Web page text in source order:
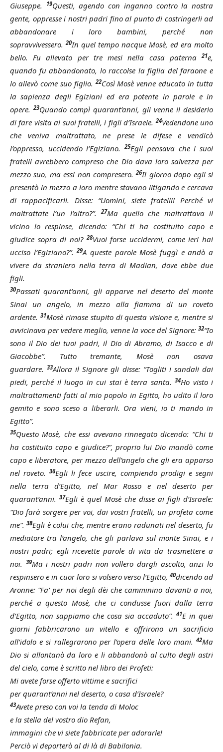
Giuseppe. 19Questi, agendo con inganno contro la nostra
gente, oppresse i nostri padri fino al punto di costringerli ad
abbandonare i loro bambini, perché non
sopravvivessero.20In quel tempo nacque Mosè, ed era molto
bello. Fu allevato per tre mesi nella casa paterna21e,
quando fu abbandonato, lo raccolse la figlia del faraone e
lo allevò come suo figlio.22Così Mosè venne educato in tutta
la sapienza degli Egiziani ed era potente in parole e in
opere.23Quando compì quarant’anni, gli venne il desiderio
di fare visita ai suoi fratelli, i figli d’Israele.24Vedendone uno
che veniva maltrattato, ne prese le difese e vendicò
l’oppresso, uccidendo l’Egiziano.25Egli pensava che i suoi
fratelli avrebbero compreso che Dio dava loro salvezza per
mezzo suo, ma essi non compresero.26Il giorno dopo egli si
presentò in mezzo a loro mentre stavano litigando e cercava
di rappacificarli. Disse: “Uomini, siete fratelli! Perché vi
maltrattate l’un l’altro?”.27Ma quello che maltrattava il
vicino lo respinse, dicendo: “Chi ti ha costituito capo e
giudice sopra di noi?28Vuoi forse uccidermi, come ieri hai
ucciso l’Egiziano?”.29A queste parole Mosè fuggì e andò a
vivere da straniero nella terra di Madian, dove ebbe due
figli.
30Passati quarant’anni, gli apparve nel deserto del monte
Sinai un angelo, in mezzo alla fiamma di un roveto
ardente. 31Mosè rimase stupito di questa visione e, mentre si
avvicinava per vedere meglio, venne la voce del Signore: 32“Io
sono il Dio dei tuoi padri, il Dio di Abramo, di Isacco e di
Giacobbe”. Tutto tremante, Mosè non osava
guardare.33Allora il Signore gli disse: “Togliti i sandali dai
piedi, perché il luogo in cui stai è terra santa.34Ho visto i
maltrattamenti fatti al mio popolo in Egitto, ho udito il loro
gemito e sono sceso a liberarli. Ora vieni, io ti mando in
Egitto”.
35Questo Mosè, che essi avevano rinnegato dicendo: “Chi ti
ha costituito capo e giudice?”, proprio lui Dio mandò come
capo e liberatore, per mezzo dell’angelo che gli era apparso
nel roveto.36Egli li fece uscire, compiendo prodigi e segni
nella terra d’Egitto, nel Mar Rosso e nel deserto per
quarant’anni. 37Egli è quel Mosè che disse ai figli d’Israele:
“Dio farà sorgere per voi, dai vostri fratelli, un profeta come
me”.38Egli è colui che, mentre erano radunati nel deserto, fu
mediatore tra l’angelo, che gli parlava sul monte Sinai, e i
nostri padri; egli ricevette parole di vita da trasmettere a
noi. 39Ma i nostri padri non vollero dargli ascolto, anzi lo
respinsero e in cuor loro si volsero verso l’Egitto, 40dicendo ad
Aronne: “Fa’ per noi degli dèi che camminino davanti a noi,
perché a questo Mosè, che ci condusse fuori dalla terra
d’Egitto, non sappiamo che cosa sia accaduto”. 41E in quei
giorni fabbricarono un vitello e offrirono un sacrificio
all’idolo e si rallegrarono per l’opera delle loro mani. 42Ma
Dio si allontanò da loro e li abbandonò al culto degli astri
del cielo, come è scritto nel libro dei Profeti:
Mi avete forse offerto vittime e sacrifici
per quarant’anni nel deserto, o casa d’Israele?
43Avete preso con voi la tenda di Moloc
e la stella del vostro dio Refan,
immagini che vi siete fabbricate per adorarle!
Perciò vi deporterò al di là di Babilonia.